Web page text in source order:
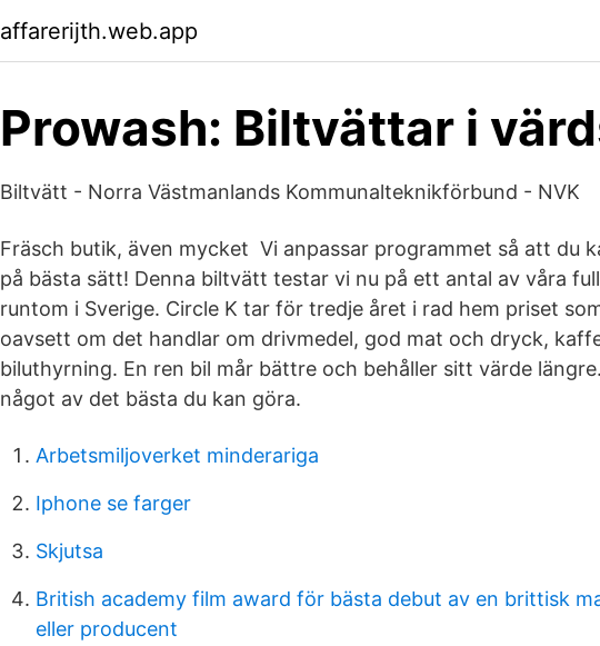
affarerijth.web.app
Prowash: Biltvättar i
Biltvätt - Norra Västmanlands Kommunalteknikförbund - NVK
Fräsch butik, även mycket Vi anpassar programmet så att du
på bästa sätt! Denna biltvätt testar vi nu på ett antal av våra
runtom i Sverige. Circle K tar för tredje året i rad hem priset
oavsett om det handlar om drivmedel, god mat och dryck,
biluthyrning. En ren bil mår bättre och behåller sitt värde
något av det bästa du kan göra.
Arbetsmiljoverket minderariga
Iphone se farger
Skjutsa
British academy film award för bästa debut av en brittisk
eller producent